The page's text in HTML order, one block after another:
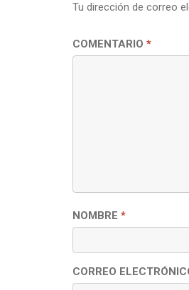
Tu dirección de correo
COMENTARIO *
NOMBRE *
CORREO